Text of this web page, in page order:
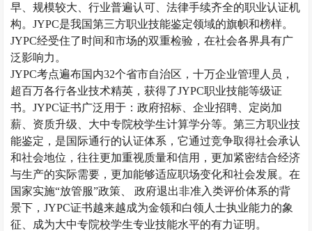
早、规模较大、行业普遍认可、法律手续齐全的职业认证机
构。JYPC是我国第三方职业技能鉴定领域的旗帜和榜样。
JYPC经受住了时间和市场的双重检验，在社会各界具有广
泛影响力。
JYPC考点遍布国内32个省市自治区，十万企业管理人员，
超百万各行各业技术精英，获得了JYPC职业技能等级证
书。JYPC证书广泛用于：政府招标、企业招聘、定岗加
薪、资质升级、大中专院校学生计算学分等。第三方职业技
能鉴定，是国际通行的认证体系，它通过竞争取得社会承认
和社会地位，往往更加重视质量和信用，更加紧密结合经济
与生产的实际需要，更加能够适应职场变化和社会发展。在
国家实施“放管服”政策、 政府退出非准入类评价体系的背
景下，JYPC证书越来越成为金领和白领人士执业能力的象
征、成为大中专院校学生专业技能水平的有力证明。